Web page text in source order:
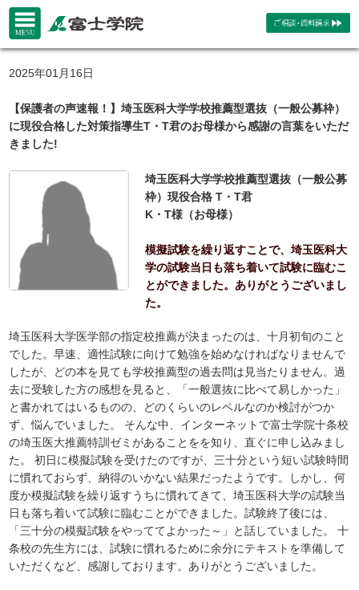
2025年01月16日
【保護者の声速報！】埼玉医科大学学校推薦型選抜（一般公募枠）
に現役合格した対策指導生T・T君のお母様から感謝の言葉をいただ
きました!
埼玉医科大学学校推薦型選抜（一般公募
枠）現役合格 T・T君
K・T様（お母様）
模擬試験を繰り返すことで、埼玉医科大
学の試験当日も落ち着いて試験に臨むこ
とができました。ありがとうございまし
た。
埼玉医科大学医学部の指定校推薦が決まったのは、十月初旬のこと
でした。早速、適性試験に向けて勉強を始めなければなりませんで
したが、どの本を見ても学校推薦型の過去問は見当たりません。過
去に受験した方の感想を見ると、「一般選抜に比べて易しかった」
と書かれてはいるものの、どのくらいのレベルなのか検討がつか
ず、悩んでいました。 そんな中、インターネットで富士学院十条校
の埼玉医大推薦特訓ゼミがあることをを知り、直ぐに申し込みまし
た。 初日に模擬試験を受けたのですが、三十分という短い試験時間
に慣れておらず、納得のいかない結果だったようです。しかし、何
度か模擬試験を繰り返すうちに慣れてきて、埼玉医科大学の試験当
日も落ち着いて試験に臨むことができました。試験終了後には、
「三十分の模擬試験をやっててよかった～」と話していました。 十
条校の先生方には、試験に慣れるために余分にテキストを準備して
いただくなど、感謝しております。ありがとうございました。